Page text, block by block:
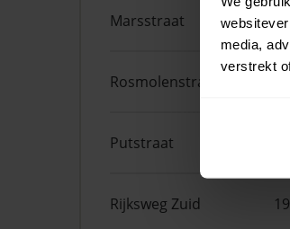
media,
verstrekt
Marsstraat 56
Rosmolenstraat
Putstraat
Rijksweg Zuid